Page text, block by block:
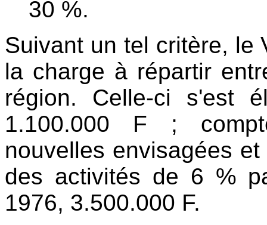
30 %.
Suivant un tel critère, le
la charge à répartir
région. Celle-ci s'est
1.100.000 F ;
nouvelles envisagées
des activités de 6 %
1976, 3.500.000 F.